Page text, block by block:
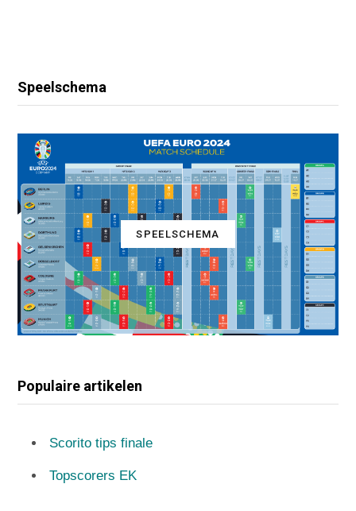
Speelschema
SPEELSCHEMA
Populaire artikelen
Scorito tips finale
Topscorers EK